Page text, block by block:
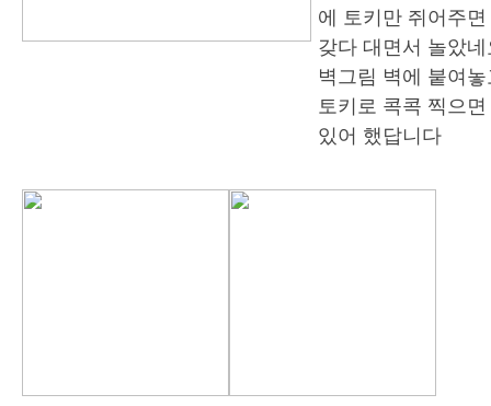
에 토키만 쥐어주
갖다 대면서 놀았네
벽그림 벽에 붙여
토키로 콕콕 찍으
있어 했답니다